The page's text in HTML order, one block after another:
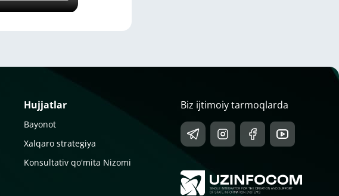
Hujjatlar
Bayonot
Xalqaro strategiya
Konsultativ qo'mita Nizomi
Biz ijtimoiy tarmoqlarda